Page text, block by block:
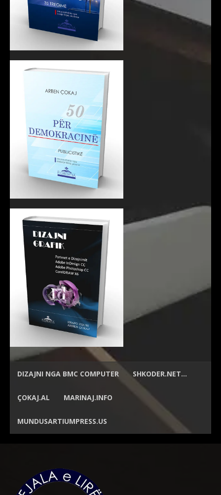
DIZAJNI NGA BMC COMPUTER SHKODER.NET…
ÇOKAJ.AL MARINAJ.INFO
MUNDUSARTIUMPRESS.US